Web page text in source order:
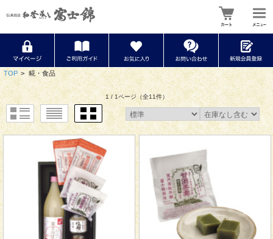
TOP > 糀・食品
1 / 1ページ （全11件）